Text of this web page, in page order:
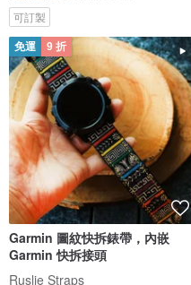
可訂製
免運 9 折
Garmin 圖紋快拆錶帶，內嵌
Garmin 快拆接頭
Ruslie Straps